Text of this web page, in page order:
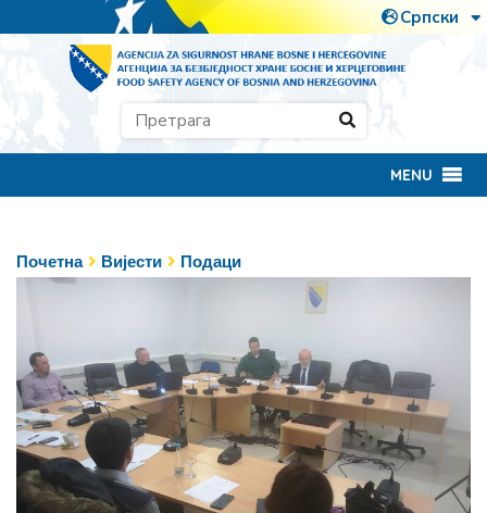
MENU
Почетна Вијести Подаци